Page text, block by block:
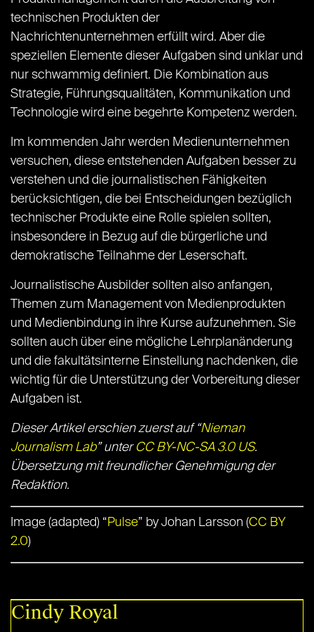
technischen Produkten der
Nachrichtenunternehmen erfüllt wird. Aber die
speziellen Elemente dieser Aufgaben sind unklar und
nur schwammig definiert. Die Kombination aus
Strategie, Führungsqualitäten, Kommunikation und
Technologie wird eine begehrte Kompetenz werden.
Im kommenden Jahr werden Medienunternehmen
versuchen, diese entstehenden Aufgaben besser zu
verstehen und die journalistischen Fähigkeiten
berücksichtigen, die bei Entscheidungen bezüglich
technischer Produkte eine Rolle spielen sollten,
insbesondere in Bezug auf die bürgerliche und
demokratische Teilnahme der Leserschaft.
Journalistische Ausbilder sollten also anfangen,
Themen zum Management von Medienprodukten
und Medienbindung in ihre Kurse aufzunehmen. Sie
sollten auch über eine mögliche Lehrplanänderung
und die fakultätsinterne Einstellung nachdenken, die
wichtig für die Unterstützung der Vorbereitung dieser
Aufgaben ist.
Dieser Artikel erschien zuerst auf “Nieman
Journalism Lab” unter CC BY-NC-SA 3.0 US.
Übersetzung mit freundlicher Genehmigung der
Redaktion.
Image (adapted) “Pulse” by Johan Larsson (CC BY
2.0)
Cindy Royal